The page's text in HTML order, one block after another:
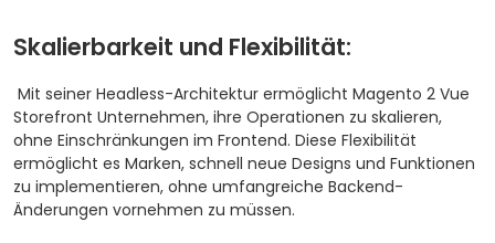
Skalierbarkeit und Flexibilität:
Mit seiner Headless-Architektur ermöglicht Magento 2 Vue
Storefront Unternehmen, ihre Operationen zu skalieren,
ohne Einschränkungen im Frontend. Diese Flexibilität
ermöglicht es Marken, schnell neue Designs und Funktionen
zu implementieren, ohne umfangreiche Backend-
Änderungen vornehmen zu müssen.